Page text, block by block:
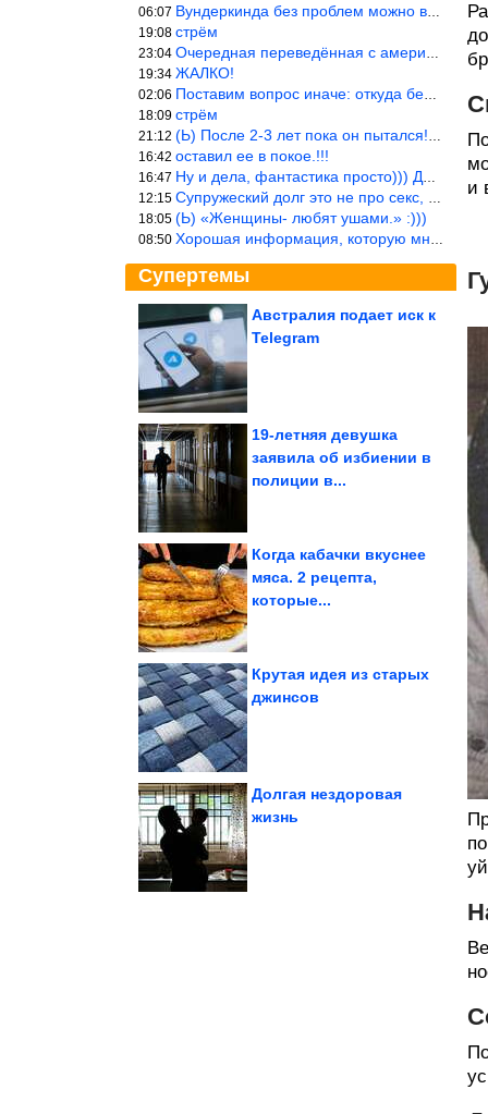
06:07 Вундеркинда без проблем можно вырастить всего-то с максимально р
19:08 стрём
23:04 Очередная переведённая с американского статья. Не работает эта ф
19:34 ЖАЛКО!
02:06 Поставим вопрос иначе: откуда берётся столь зловредный феминизм?
18:09 стрём
21:12 (Ь) После 2-3 лет пока он пытался! :))) Учитывая, что кошки 10-1
16:42 оставил ее в покое.!!!
16:47 Ну и дела, фантастика просто))) Даже и добавить то нечего…
12:15 Супружеский долг это не про секс, это про Жизнь на Земле. Супруж
18:05 (Ь) «Женщины- любят ушами.» :)))
08:50 Хорошая информация, которую многим стоило бы взять на вооружение
Супертемы
Как живёт Диана
Австралия подает иск к
Telegram
19-летняя девушка
заявила об избиении в
полиции в...
Когда кабачки вкуснее
мяса. 2 рецепта,
которые...
Крутая идея из старых
джинсов
Долгая нездоровая
жизнь
и